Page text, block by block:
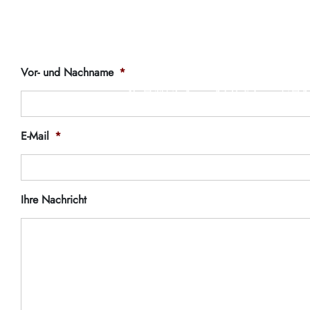
SCHMUCK ROLEX
Vor- und Nachname *
E-Mail *
Ihre Nachricht